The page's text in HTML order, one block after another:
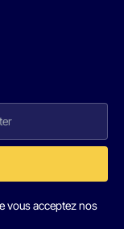
vous acceptez nos